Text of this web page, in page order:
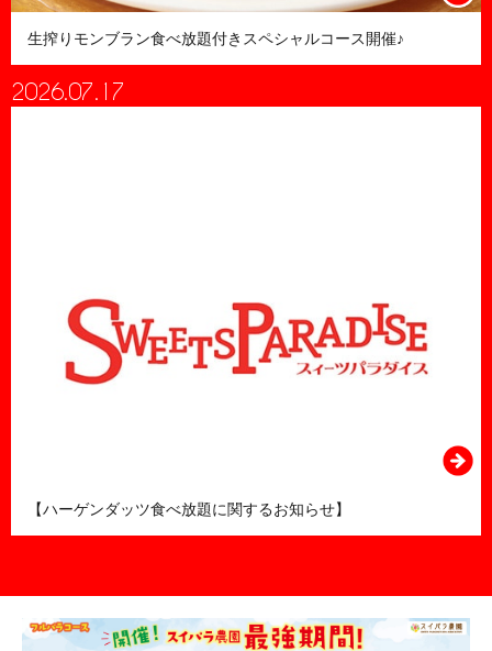
生搾りモンブラン食べ放題付きスペシャルコース開催♪
2026.07.17
【ハーゲンダッツ食べ放題に関するお知らせ】